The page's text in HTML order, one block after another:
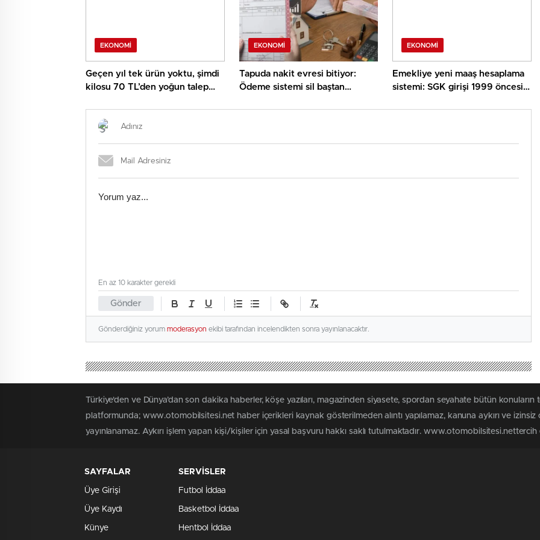
EKONOMI
Geçen yıl tek ürün yoktu, şimdi
kilosu 70 TL’den yoğun talep
EKONOMI
Tapuda nakit evresi bitiyor:
Ödeme sistemi sil baştan
EKONOMI
Emekliye yeni maaş hesaplama
sistemi: SGK girişi 1999 öncesi
Gönder
En az 10 karakter gerekli
Gönderdiğiniz yorum moderasyon ekibi tarafından incelendikten sonra yayınlanacaktır.
Türkiye'den ve Dünya’dan son dakika haberler, köşe yazıları, magazinden siyasete, spordan seyahate bütün
platformunda; www.otomobilsitesi.net haber içerikleri kaynak gösterilmeden alıntı yapılamaz, kanuna aykırı ve
yayınlanamaz. Aykırı işlem yapan kişi/kişiler için yasal başvuru hakkı saklı tutulmaktadır.
SAYFALAR
Üye Girişi
Üye Kaydı
Künye
SERVİSLER
Futbol İddaa
Basketbol İddaa
Hentbol İddaa